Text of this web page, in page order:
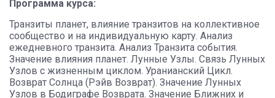
Программа курса:
Транзиты планет, влияние транзитов на коллективное
сообщество и на индивидуальную карту. Анализ
ежедневного транзита. Анализ Транзита события.
Значение влияния планет. Лунные Узлы. Связь Лунных
Узлов с жизненным циклом. Уранианский Цикл.
Возврат Солнца (Рэйв Возврат). Значение Лунных
Узлов в Бодиграфе Возврата. Значение Ближних и